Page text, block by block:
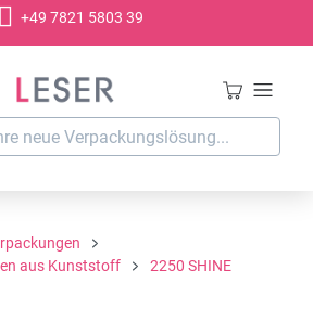
+49 7821 5803 39
aus Kunststoff
2250 SHINE